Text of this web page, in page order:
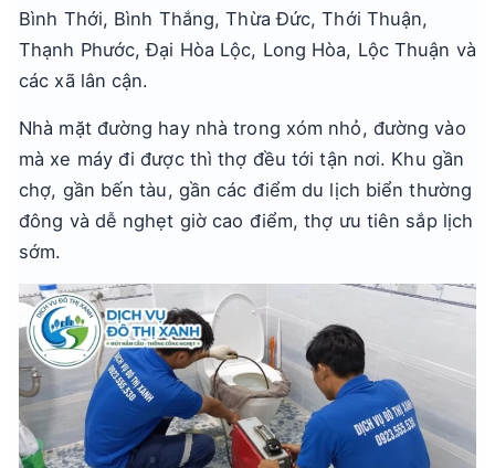
Bình Thới, Bình Thắng, Thừa Đức, Thới Thuận,
Thạnh Phước, Đại Hòa Lộc, Long Hòa, Lộc Thuận và
các xã lân cận.
Nhà mặt đường hay nhà trong xóm nhỏ, đường vào
mà xe máy đi được thì thợ đều tới tận nơi. Khu gần
chợ, gần bến tàu, gần các điểm du lịch biển thường
đông và dễ nghẹt giờ cao điểm, thợ ưu tiên sắp lịch
sớm.